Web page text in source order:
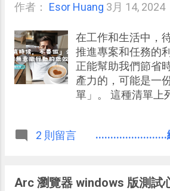
作者： Esor Huang 3月 14, 2024
在工作和生活中，
推進專案和任務的
正能幫助我們節省
產力的，可能是一
單」。 這種清單上
但卻會無謂地消耗
2 則留言
Arc 瀏覽器 windows 版測試